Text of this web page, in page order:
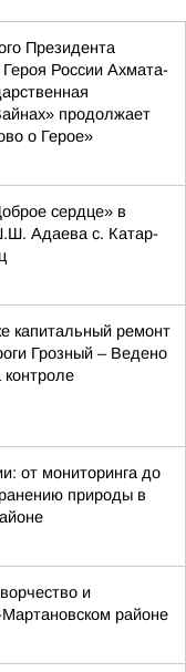
Президента
России Ахмата-
продолжает
о Герое»
сердце» в
Адаева с. Катар-
капитальный ремонт
Грозный – Ведено
контроле
от мониторинга до
природы в
и
районе